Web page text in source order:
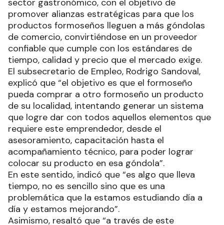
sector gastronómico, con el objetivo de
promover alianzas estratégicas para que los
productos formoseños lleguen a más góndolas
de comercio, convirtiéndose en un proveedor
confiable que cumple con los estándares de
tiempo, calidad y precio que el mercado exige.
El subsecretario de Empleo, Rodrigo Sandoval,
explicó que “el objetivo es que el formoseño
pueda comprar a otro formoseño un producto
de su localidad, intentando generar un sistema
que logre dar con todos aquellos elementos que
requiere este emprendedor, desde el
asesoramiento, capacitación hasta el
acompañamiento técnico, para poder lograr
colocar su producto en esa góndola”.
En este sentido, indicó que “es algo que lleva
tiempo, no es sencillo sino que es una
problemática que la estamos estudiando día a
día y estamos mejorando”.
Asimismo, resaltó que “a través de este